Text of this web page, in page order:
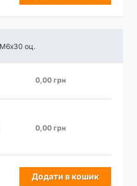
М6х30 оц.
0,00 грн
0,00 грн
Додати в кошик